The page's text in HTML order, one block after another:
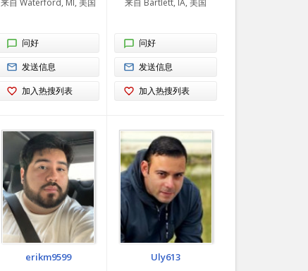
来自 Waterford, MI, 美国
问好
发送信息
加入热搜列表
来自 Bartlett, IA, 美国
问好
发送信息
加入热搜列表
erikm9599 Uly613